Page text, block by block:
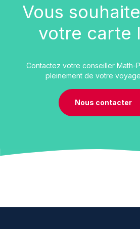
Vous
votre carte
Contactez votre conseiller Math-
pleinement de votre
Nous contacter